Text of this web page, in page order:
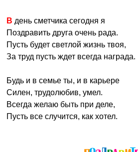
В день сметчика сегодня я
Поздравить друга очень рада.
Пусть будет светлой жизнь твоя,
За труд пусть ждет всегда награда.
Будь и в семье ты, и в карьере
Силен, трудолюбив, умел.
Всегда желаю быть при деле,
Пусть все случится, как хотел.